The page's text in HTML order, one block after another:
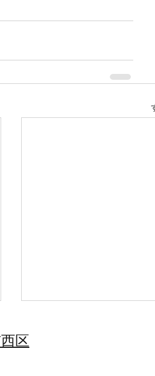
区